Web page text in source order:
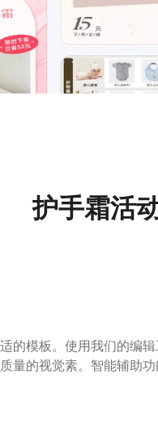
护手霜活
的模板。
量的视觉
使用我们的编
素。智能辅助功